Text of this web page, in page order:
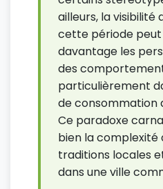
ailleurs, la
cette période
davantage les
des
particulièrement
de consommation
Ce paradoxe
bien la
traditions locales
dans une ville